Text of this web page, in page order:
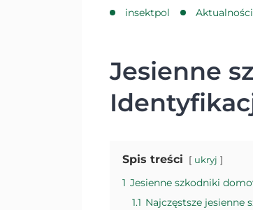
insektpol Aktualności
Jesienne
Spis treści ukryj
1 Jesienne szkodniki
1.1 Najczęstsze jesienne